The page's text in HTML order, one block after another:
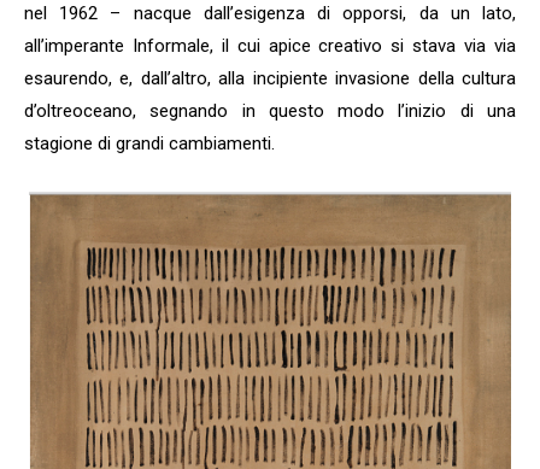
nel 1962 – nacque dall’esigenza di opporsi, da un lato,
all’imperante Informale, il cui apice creativo si stava via via
esaurendo, e, dall’altro, alla incipiente invasione della cultura
d’oltreoceano, segnando in questo modo l’inizio di una
stagione di grandi cambiamenti.